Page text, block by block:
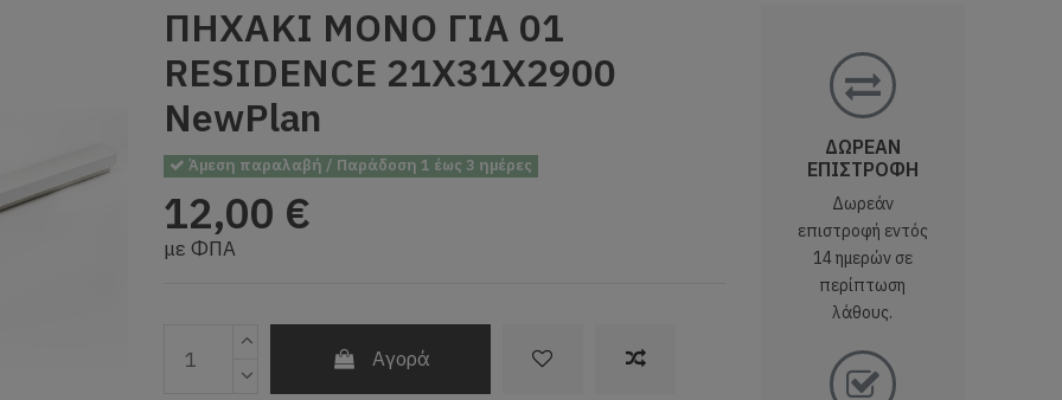
ΠΗΧΑΚΙ ΜΟΝΟ ΓΙΑ 01
RESIDENCE 21Χ31Χ2900
NewPlan
Άμεση παραλαβή / Παράδοση 1 έως 3 ημέρες
12,00 €
με ΦΠΑ
Αγορά
ΔΩΡΕΑΝ
ΕΠΙΣΤΡΟΦΗ
Δωρεάν
επιστροφή εντός
14 ημερών σε
περίπτωση
λάθους.